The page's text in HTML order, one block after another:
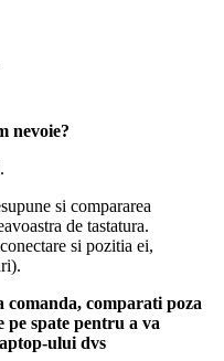
nevoie?
si compararea
de tastatura.
si pozitia ei,
comanda, comparati poza
spate pentru a va
ului dvs